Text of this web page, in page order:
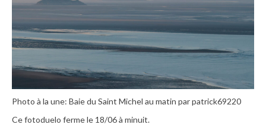
Photo à la une: Baie du Saint Michel au matin par patrick69220
Ce fotoduelo ferme le 18/06 à minuit.